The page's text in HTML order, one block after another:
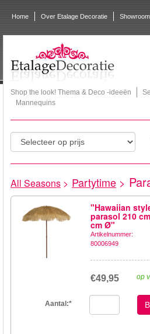
Home Over Etalage Decoratie Showroom
Shop the look! Thema & Deco -ideeën
Mannequins
All Seasons > Partytime >
"Hawaiian
parasol 210
cm Ø"
Artikelnummer:
80006949
op
€49,95
Aantal:*